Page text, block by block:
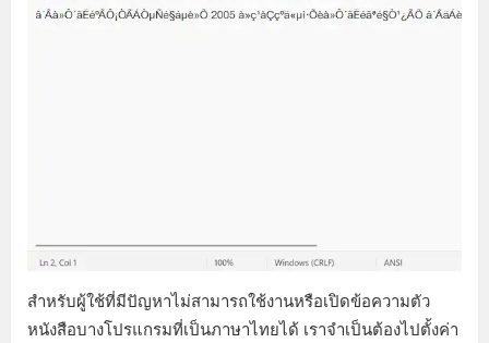
สำหรับผู้ใช้ที่มีปัญหาไม่สามารถใช้งานหรือเปิดข้อความตัว
หนังสือบางโปรแกรมที่เป็นภาษาไทยได้ เราจำเป็นต้องไปตั้งค่า